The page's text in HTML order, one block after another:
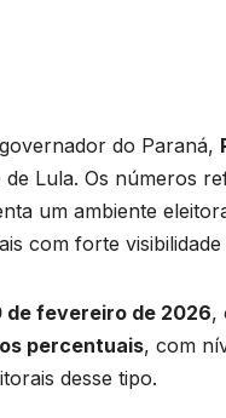
do Paraná,
Lula. Os números
um ambiente
com forte
de fevereiro de 2026,
percentuais, com
desse tipo.